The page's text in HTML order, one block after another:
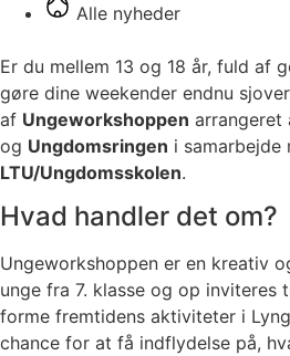
Alle nyheder
Er du mellem 13 og 18 år, fuld af
gøre dine weekender endnu
af Ungeworkshoppen arrangeret
og Ungdomsringen i samarbejde
LTU/Ungdomsskolen.
Hvad handler det om?
Ungeworkshoppen er en kreativ
unge fra 7. klasse og op
forme fremtidens aktiviteter i
chance for at få indflydelse på,